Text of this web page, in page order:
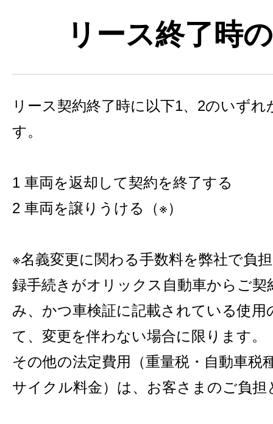
リース終了時
リース契約終了時に以下1、2のいず
す。
1 車両を返却して契約を終了する
2 車両を譲りうける（※）
※名義変更に関わる手数料を弊社で負
録手続きがオリックス自動車からご契
み、かつ車検証に記載されている使用
て、変更を伴わない場合に限ります。
その他の法定費用（重量税・自動車税
サイクル料金）は、お客さまのご負担